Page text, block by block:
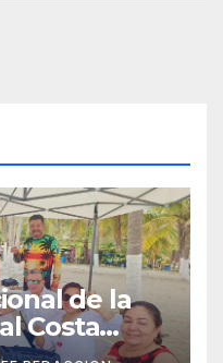
de la
Costa
su 19ª